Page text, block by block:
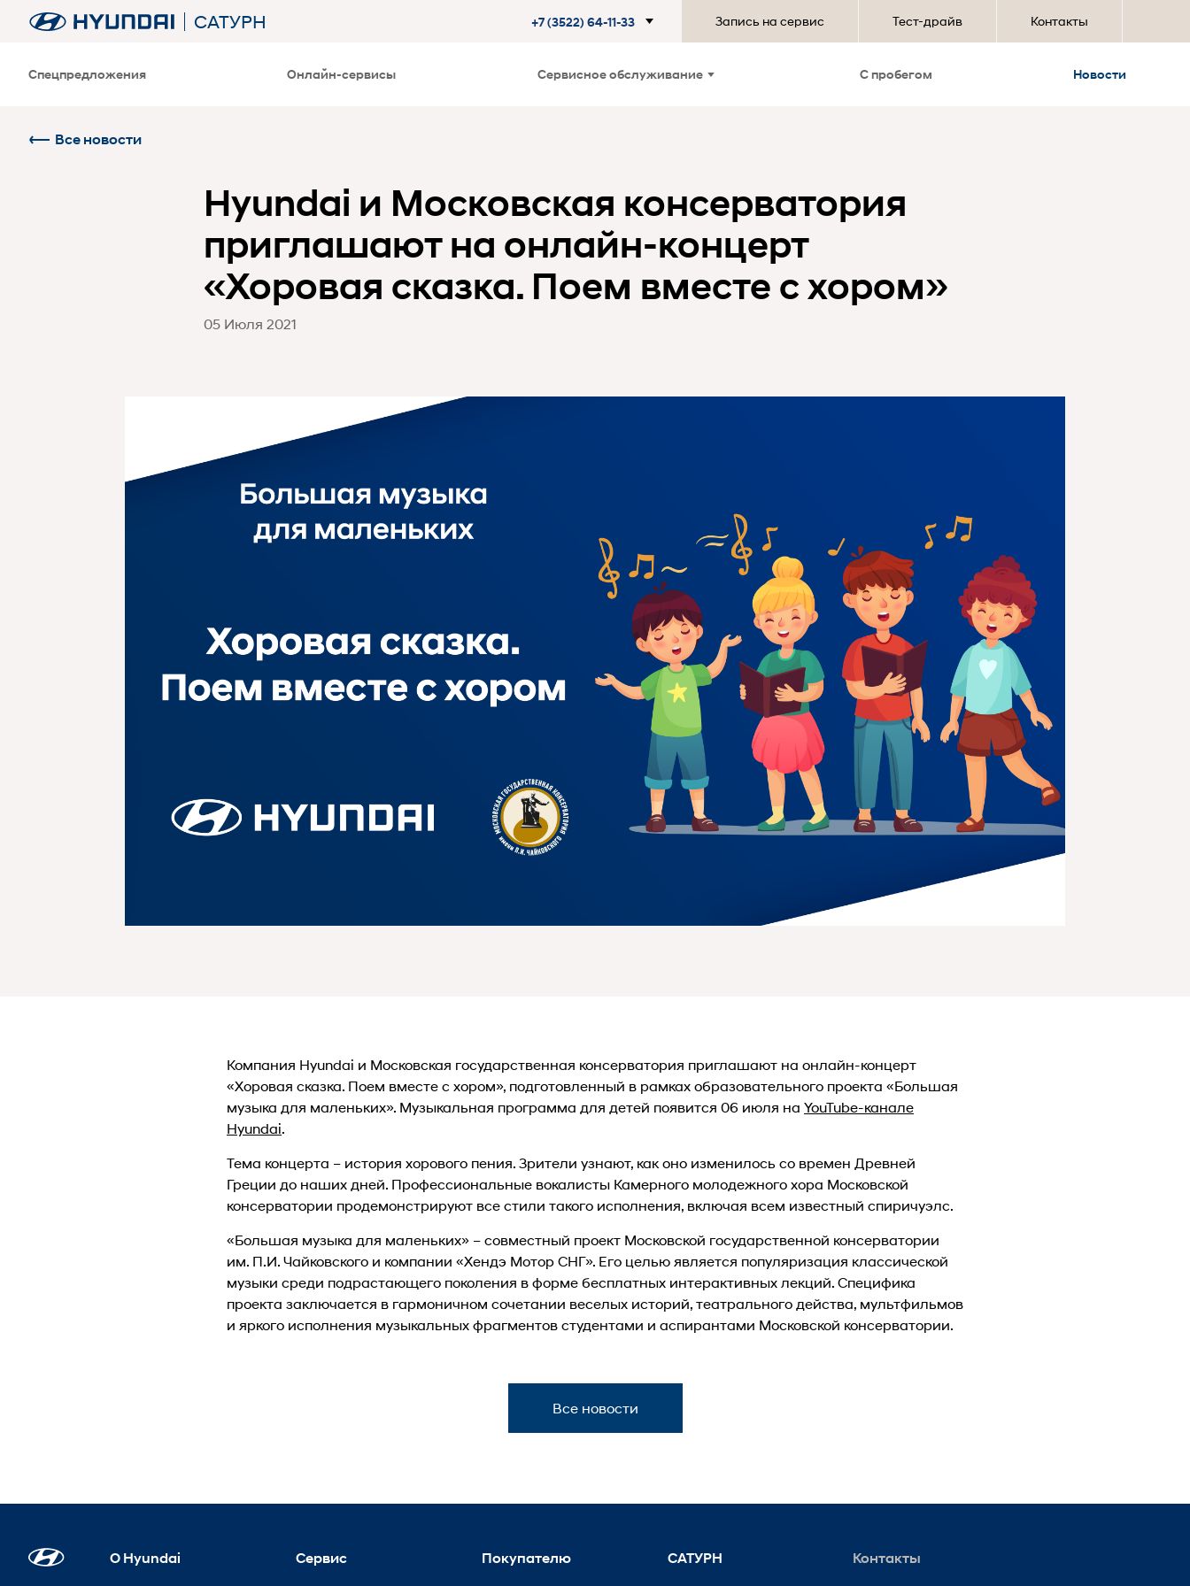
САТУРН +7 (3522) 64-11-33 Запись на сервис Тест-драйв Контакты
Спецпредложения Онлайн-сервисы Сервисное обслуживание С пробегом Новости
Все новости
Hyundai и Московская консерватория
приглашают на онлайн-концерт
«Хоровая сказка. Поем вместе с хором»
05 Июля 2021
Компания Hyundai и Московская государственная консерватория приглашают на онлайн-концерт
«Хоровая сказка. Поем вместе с хором», подготовленный в рамках образовательного проекта «Большая
музыка для маленьких». Музыкальная программа для детей появится 06 июля на YouTube-канале
Hyundai
Тема концерта – история хорового пения. Зрители узнают, как оно изменилось со времен Древней
Греции до наших дней. Профессиональные вокалисты Камерного молодежного хора Московской
консерватории продемонстрируют все стили такого исполнения, включая всем известный спиричуэлс.
«Большая музыка для маленьких» – совместный проект Московской государственной консерватории
им. П.И. Чайковского и компании «Хендэ Мотор СНГ». Его целью является популяризация классической
музыки среди подрастающего поколения в форме бесплатных интерактивных лекций. Специфика
проекта заключается в гармоничном сочетании веселых историй, театрального действа, мультфильмов
и яркого исполнения музыкальных фрагментов студентами и аспирантами Московской консерватории.
Все новости
О Hyundai Сервис Покупателю САТУРН Контакты